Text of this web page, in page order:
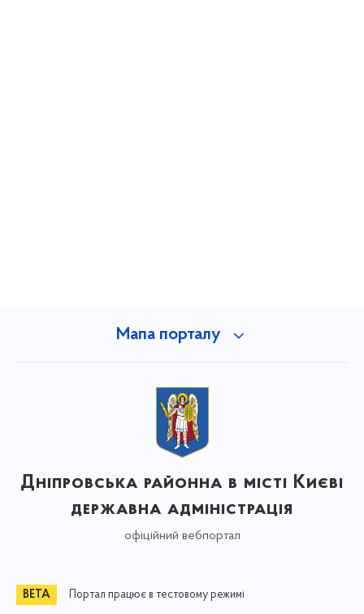
Мапа порталу
Дніпровська районна в місті Києві
державна адміністрація
офіційний вебпортал
Портал працює в тестовому режимі